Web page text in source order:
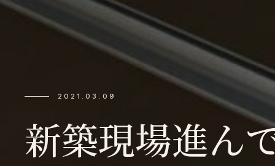
2021.03.09
新築現場進ん